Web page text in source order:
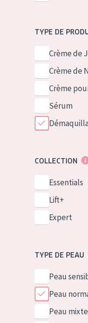
TYPE DE
Crème de
Crème de
Crème
Sérum
COLLECTION
Essentials
Lift+
Expert
TYPE DE PEAU
Peau
Peau
Peau